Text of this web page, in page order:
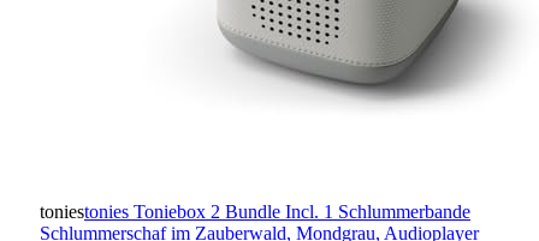
toniestonies Toniebox 2 Bundle Incl. 1 Schlummerbande
Schlummerschaf im Zauberwald, Mondgrau, Audioplayer